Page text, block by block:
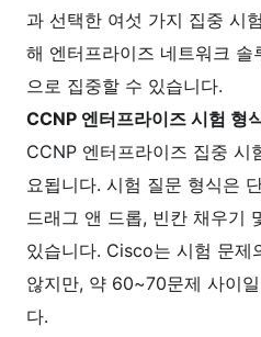
과 선택한 여섯 가지 집중 시
해 엔터프라이즈 네트워크 솔
으로 집중할 수 있습니다.
CCNP 엔터프라이즈 시험 형
CCNP 엔터프라이즈 집중 시
요됩니다. 시험 질문 형식은
드래그 앤 드롭, 빈칸 채우기
있습니다. Cisco는 시험 문제
않지만, 약 60~70문제 사이
다.